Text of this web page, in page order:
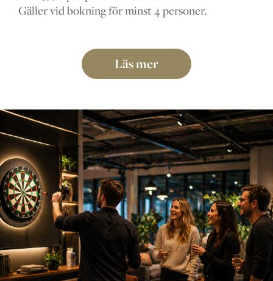
Gäller vid bokning för minst 4 personer.
Läs mer